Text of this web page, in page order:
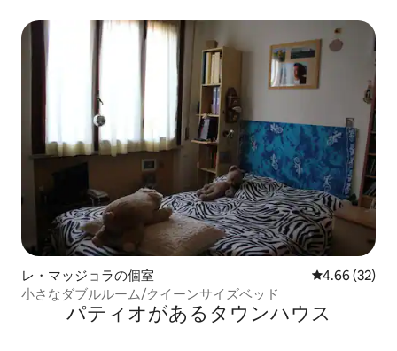
レ・マッジョラの個室 レビュー32
4.66 (32)
小さなダブルルーム/クイーンサイズベッド
パティオがあるタウンハウス